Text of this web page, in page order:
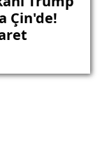
Çin'de!